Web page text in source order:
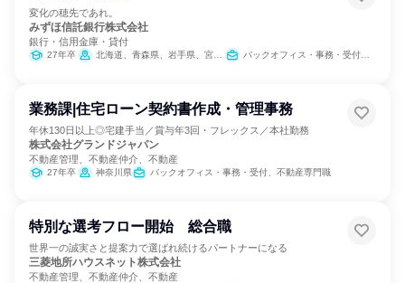
変化の穂先であれ。
みずほ信託銀行株式会社
銀行・信用金庫・貸付
27年卒 北海道、青森県、岩手県、宮城県、秋田県、山形県、福島県、茨城県、栃木県、群馬県、埼玉県、千葉県、東京都、神奈川県、新潟県、富山県、石川県、福井県、山梨県、長野県、岐阜県、静岡県、愛知県、三重県、滋賀県、京都府、大阪府、兵庫県、奈良県、和歌山県、鳥取県、島根県、岡山県、広島県、山口県、徳島県、香川県、愛媛県、高知県、福岡県、佐賀県、長崎県、熊本県、大分県、宮崎県、鹿児島県、沖縄県 バックオフィス・事務・受付、営業、金融専門職、経営/事業企画、不動産専門職、組織運営管理・公務員・事務系職種
業務課|住宅ローン契約書作成・管理事務
年休130日以上◎宅建手当／賞与年3回・フレックス／本社勤務
株式会社グランドジャパン
不動産管理、不動産仲介、不動産
27年卒 神奈川県 バックオフィス・事務・受付、不動産専門職
特別な選考フロー開始 総合職
世界一の誠実さと提案力で選ばれ続けるパートナーになる
三菱地所ハウスネット株式会社
不動産管理、不動産仲介、不動産